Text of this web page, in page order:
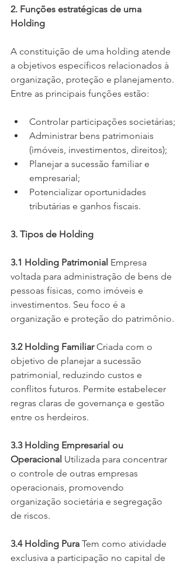
2. Funções estratégicas de uma
Holding
A constituição de uma holding atende
a objetivos específicos relacionados à
organização, proteção e planejamento.
Entre as principais funções estão:
Controlar participações societárias;
Administrar bens patrimoniais
(imóveis, investimentos, direitos);
Planejar a sucessão familiar e
empresarial;
Potencializar oportunidades
tributárias e ganhos fiscais.
3. Tipos de Holding
3.1 Holding Patrimonial Empresa
voltada para administração de bens de
pessoas físicas, como imóveis e
investimentos. Seu foco é a
organização e proteção do patrimônio.
3.2 Holding Familiar Criada com o
objetivo de planejar a sucessão
patrimonial, reduzindo custos e
conflitos futuros. Permite estabelecer
regras claras de governança e gestão
entre os herdeiros.
3.3 Holding Empresarial ou
Operacional Utilizada para concentrar
o controle de outras empresas
operacionais, promovendo
organização societária e segregação
de riscos.
3.4 Holding Pura Tem como atividade
exclusiva a participação no capital de